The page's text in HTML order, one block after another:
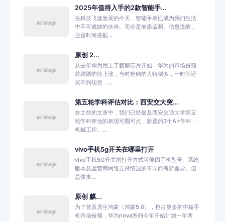
2025年值得入手的2款智能手...
在科技飞速发展的今天，智能手表已成为我们生活
中不可或缺的伙伴。无论是健康监测、信息提醒，
还是时尚搭配...
原创 2...
从去年华为用上了麒麟芯片开始，华为的市场份额
就蹭蹭的往上涨，当时抢购的人特别多，一时间还
买不到现货，...
第五轮学科评估对比：西安交大突...
在之前的文章中，我们已经提及西安交通大学第五
轮学科评估的表现可圈可点，新晋的3个A+学科：
机械工程、...
vivo手机5g开关在哪里打开
vivo手机5G开关的打开方式可能因手机型号、系统
版本及运营商网络支持情况的不同而有所差异。但
总体来...
原创 麒...
为了普及原生鸿蒙（鸿蒙5.0），抢占更多的中端手
机市场份额，华为nova系列今年开始计划一年两